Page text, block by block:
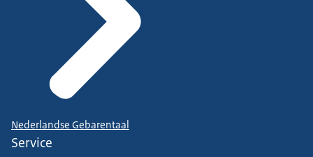
Nederlandse Gebarentaal
Service